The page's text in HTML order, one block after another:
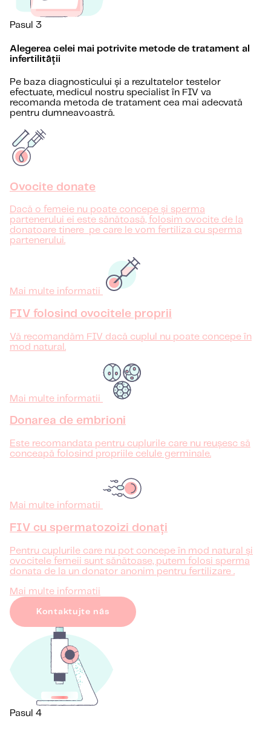
Pasul 3
Alegerea celei mai potrivite metode de tratament al
infertilității
Pe baza diagnosticului și a rezultatelor testelor
efectuate, medicul nostru specialist în FIV va
recomanda metoda de tratament cea mai adecvată
pentru dumneavoastră.
Ovocite donate
Dacă o femeie nu poate concepe și sperma
partenerului ei este sănătoasă, folosim ovocite de la
donatoare tinere pe care le vom fertiliza cu sperma
partenerului.
Mai multe informatii
FIV folosind ovocitele proprii
Vă recomandăm FIV dacă cuplul nu poate concepe în
mod natural.
Mai multe informatii
Donarea de embrioni
Este recomandata pentru cuplurile care nu reușesc să
conceapă folosind propriile celule germinale.
Mai multe informatii
FIV cu spermatozoizi donați
Pentru cuplurile care nu pot concepe în mod natural și
ovocitele femeii sunt sănătoase, putem folosi sperma
donata de la un donator anonim pentru fertilizare .
Mai multe informatii
Kontaktujte nás
Pasul 4